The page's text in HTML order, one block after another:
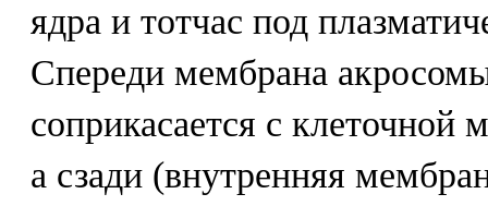
ядра и тотчас под
Спереди мембрана
соприкасается с клеточной
а сзади (внутренняя